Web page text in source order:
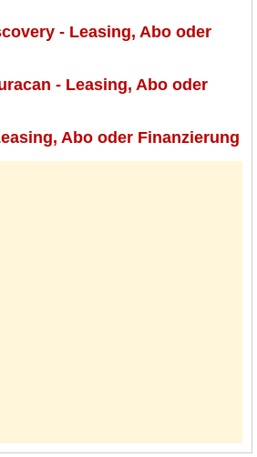
- Leasing, Abo oder
- Leasing, Abo oder
Abo oder Finanzierung